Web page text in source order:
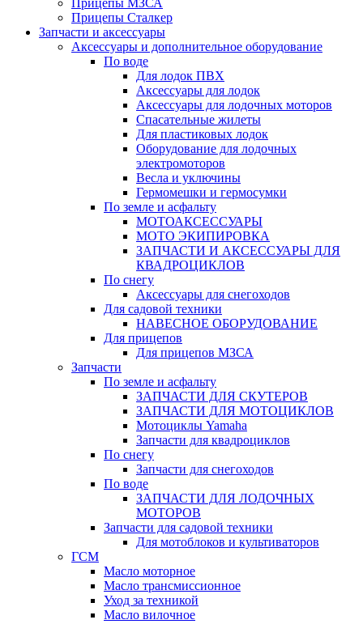
Прицепы МЗСА
Прицепы Сталкер
Запчасти и аксессуары
Аксессуары и дополнительное оборудование
По воде
Для лодок ПВХ
Аксессуары для лодок
Аксессуары для лодочных моторов
Спасательные жилеты
Для пластиковых лодок
Оборудование для лодочных
электромоторов
Весла и уключины
Гермомешки и гермосумки
По земле и асфальту
МОТОАКСЕССУАРЫ
МОТО ЭКИПИРОВКА
ЗАПЧАСТИ И АКСЕССУАРЫ ДЛЯ
КВАДРОЦИКЛОВ
По снегу
Аксессуары для снегоходов
Для садовой техники
НАВЕСНОЕ ОБОРУДОВАНИЕ
Для прицепов
Для прицепов МЗСА
Запчасти
По земле и асфальту
ЗАПЧАСТИ ДЛЯ СКУТЕРОВ
ЗАПЧАСТИ ДЛЯ МОТОЦИКЛОВ
Мотоциклы Yamaha
Запчасти для квадроциклов
По снегу
Запчасти для снегоходов
По воде
ЗАПЧАСТИ ДЛЯ ЛОДОЧНЫХ
МОТОРОВ
Запчасти для садовой техники
Для мотоблоков и культиваторов
ГСМ
Масло моторное
Масло трансмиссионное
Уход за техникой
Масло вилочное